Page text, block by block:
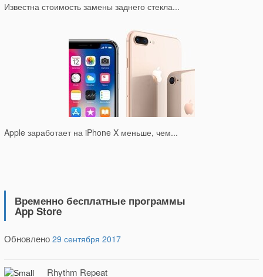
Известна стоимость замены заднего стекла...
Apple заработает на iPhone X меньше, чем...
Временно бесплатные программы
App Store
Обновлено 29 сентября 2017
Rhythm Repeat